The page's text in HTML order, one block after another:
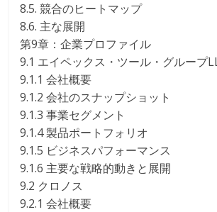
8.5. 競合のヒートマップ
8.6. 主な展開
第9章：企業プロファイル
9.1 エイペックス・ツール・グループ
9.1.1 会社概要
9.1.2 会社のスナップショット
9.1.3 事業セグメント
9.1.4 製品ポートフォリオ
9.1.5 ビジネスパフォーマンス
9.1.6 主要な戦略的動きと展開
9.2 クロノス
9.2.1 会社概要